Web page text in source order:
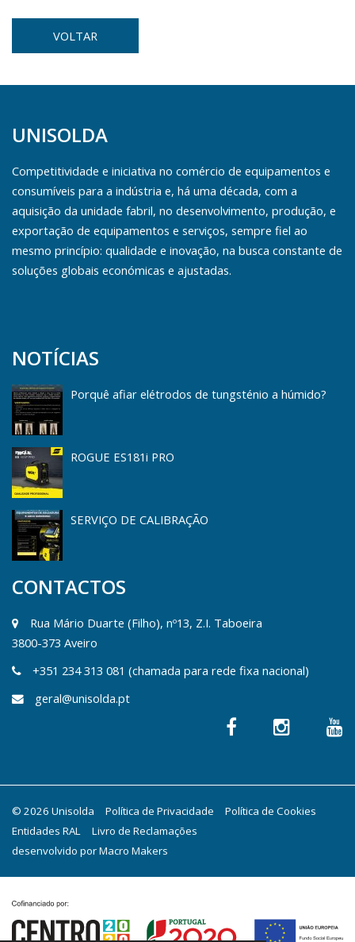
VOLTAR
UNISOLDA
Competitividade e iniciativa no comércio de equipamentos e
consumíveis para a indústria e, há uma década, com a
aquisição da unidade fabril, no desenvolvimento, produção, e
exportação de equipamentos e serviços, sempre fiel ao
mesmo princípio: qualidade e inovação, na busca constante de
soluções globais económicas e ajustadas.
NOTÍCIAS
Porquê afiar elétrodos de tungsténio a húmido?
ROGUE ES181i PRO
SERVIÇO DE CALIBRAÇÃO
CONTACTOS
Rua Mário Duarte (Filho), nº13, Z.I. Taboeira
3800-373 Aveiro
+351 234 313 081 (chamada para rede fixa nacional)
geral@unisolda.pt
© 2026 Unisolda Política de Privacidade
Política de Cookies
Entidades RAL
Livro de Reclamações
desenvolvido porMacro Makers